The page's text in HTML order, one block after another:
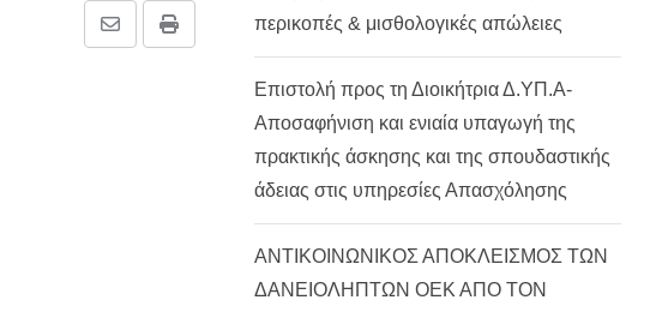
Print
περικοπές & μισθολογικές απώλειες
Επιστολή προς τη Διοικήτρια Δ.ΥΠ.Α-
Αποσαφήνιση και ενιαία υπαγωγή της
πρακτικής άσκησης και της σπουδαστικής
άδειας στις υπηρεσίες Απασχόλησης
ΑΝΤΙΚΟΙΝΩΝΙΚΟΣ ΑΠΟΚΛΕΙΣΜΟΣ ΤΩΝ
ΔΑΝΕΙΟΛΗΠΤΩΝ ΟΕΚ ΑΠΟ ΤΟΝ